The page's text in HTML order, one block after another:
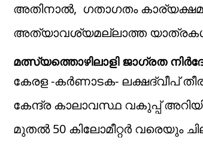
അതിനാൽ, ഗതാഗതം
അത്യാവശ്യമല്ലാത്ത യാത്രകൾ
മത്സ്യത്തൊഴിലാളി ജാഗ്രത
കേരള -കർണാടക- ലക്ഷദ്വീപ്‌
കേന്ദ്ര കാലാവസ്ഥ വകുപ്പ്
മുതൽ 50 കിലോമീറ്റർ വരെയും